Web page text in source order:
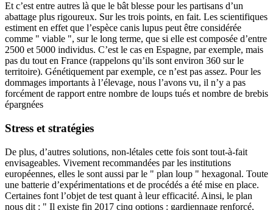
Et c’est entre autres là que le bât blesse pour les partisans d’un
abattage plus rigoureux. Sur les trois points, en fait. Les scientifiques
estiment en effet que l’espèce canis lupus peut être considérée
comme " viable ", sur le long terme, que si elle est composée d’entre
2500 et 5000 individus. C’est le cas en Espagne, par exemple, mais
pas du tout en France (rappelons qu’ils sont environ 360 sur le
territoire). Génétiquement par exemple, ce n’est pas assez. Pour les
dommages importants à l’élevage, nous l’avons vu, il n’y a pas
forcément de rapport entre nombre de loups tués et nombre de brebis
épargnées
Stress et stratégies
De plus, d’autres solutions, non-létales cette fois sont tout-à-fait
envisageables. Vivement recommandées par les institutions
européennes, elles le sont aussi par le " plan loup " hexagonal. Toute
une batterie d’expérimentations et de procédés a été mise en place.
Certaines font l’objet de test quant à leur efficacité. Ainsi, le plan
nous dit : " Il existe fin 2017 cinq options : gardiennage renforcé,